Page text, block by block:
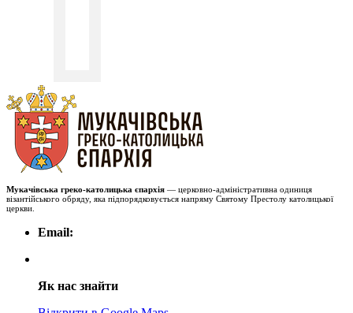
Мукачівська греко-католицька єпархія — церковно-адміністративна одиниця
візантійського обряду, яка підпорядковується напряму Святому Престолу католицької
церкви.
Email:
Як нас знайти